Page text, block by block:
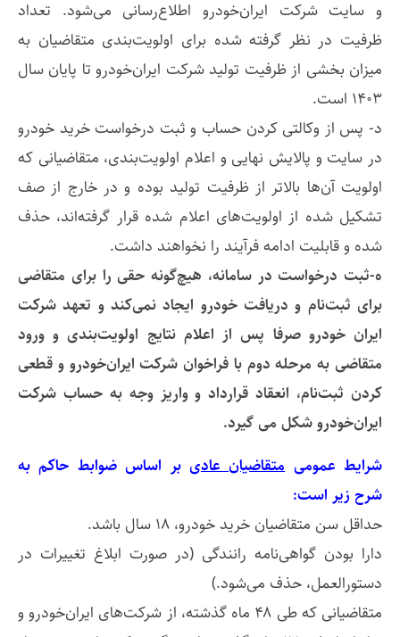
و سایت شرکت ایران‌خودرو اطلاع‌رسانی می‌شود. تعداد
ظرفیت در نظر گرفته شده برای اولویت‌بندی متقاضیان به
میزان بخشی از ظرفیت تولید شرکت ایران‌خودرو تا پایان سال
۱۴۰۳ است.
د- پس از وکالتی کردن حساب و ثبت درخواست خرید خودرو
در سایت و پالایش نهایی و اعلام اولویت‌بندی، متقاضیانی که
اولویت آن‌ها بالاتر از ظرفیت تولید بوده و در خارج از صف
تشکیل شده از اولویت‌های اعلام شده قرار گرفته‌اند، حذف
شده و قابلیت ادامه فرآیند را نخواهند داشت.
ه-ثبت درخواست در سامانه، هیچ‌گونه حقی را برای متقاضی
برای ثبت‌نام و دریافت خودرو ایجاد نمی‌کند و تعهد شرکت
ایران خودرو صرفا پس از اعلام نتایج اولویت‌بندی و ورود
متقاضی به مرحله دوم با فراخوان شرکت ایران‌خودرو و قطعی
کردن ثبت‌نام، انعقاد قرارداد و واریز وجه به حساب شرکت
ایران‌خودرو شکل می گیرد.
شرایط عمومیمتقاضیان عادی بر اساس ضوابط حاکم به
شرح زیر است:
حداقل سن متقاضیان خرید خودرو، ۱۸ سال باشد.
دارا بودن گواهی‌نامه رانندگی (در صورت ابلاغ تغییرات در
دستورالعمل، حذف می‌شود.)
متقاضیانی که طی ۴۸ ماه گذشته، از شرکت‌های ایران‌خودرو و